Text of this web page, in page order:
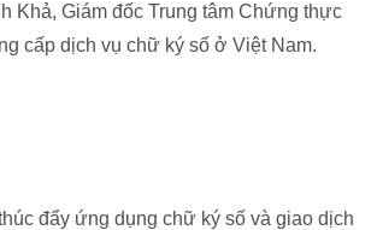
Khả, Giám đốc Trung tâm Chứng thực
cấp dịch vụ chữ ký số ở Việt Nam.
đẩy ứng dụng chữ ký số và giao dịch